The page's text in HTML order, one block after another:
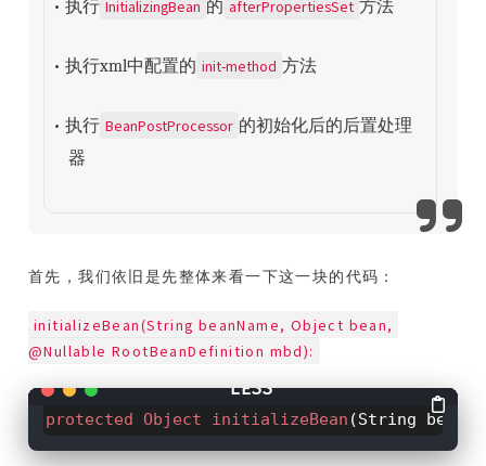
• 执行 InitializingBean 的 afterPropertiesSet 方法
• 执行xml中配置的 init-method 方法
• 执行 BeanPostProcessor 的初始化后的后置处理
器
首先，我们依旧是先整体来看一下这一块的代码：
initializeBean(String beanName, Object bean,
@Nullable RootBeanDefinition mbd):
protected Object initializeBean (String